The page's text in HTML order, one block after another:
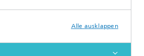
Alle ausklappen